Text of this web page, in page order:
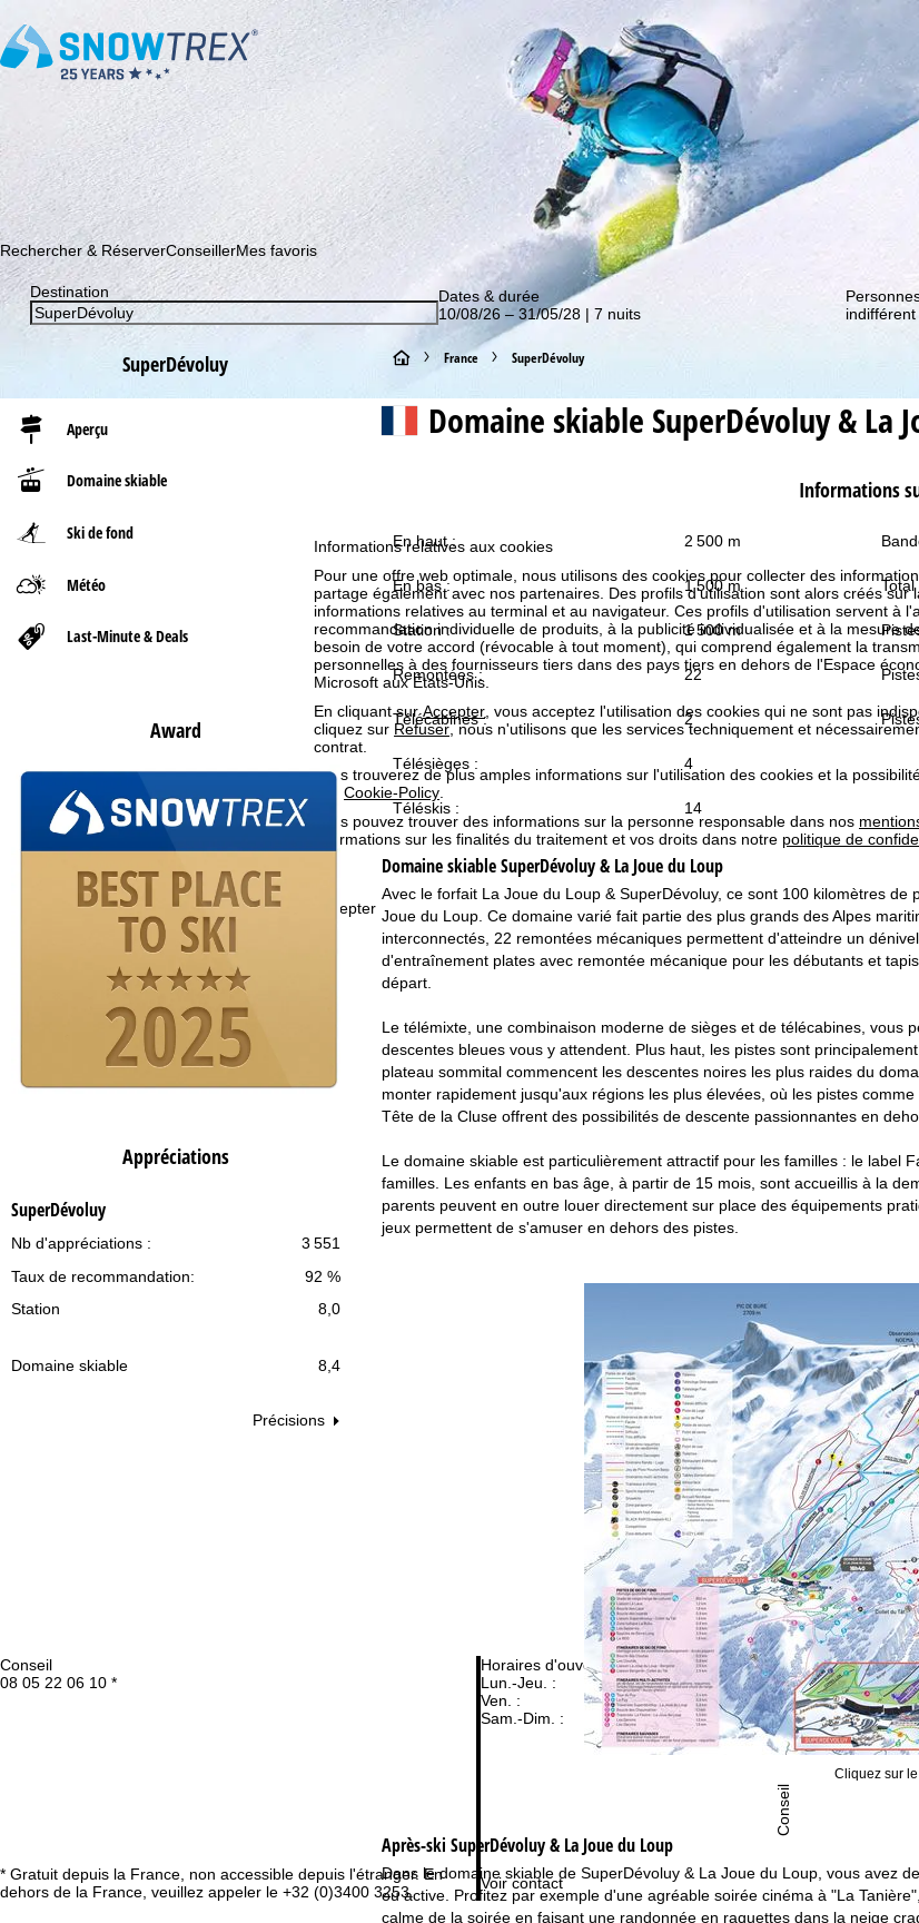
Informations relatives aux cookies
Pour une offre web optimale, nous utilisons des cookies pour collecter des
partage également avec nos partenaires. Des profils d'utilisation sont alors créés sur
informations relatives au terminal et au navigateur. Ces profils d'utilisation servent à
recommandation individuelle de produits, à la publicité individualisée et à la mesure
besoin de votre accord (révocable à tout moment), qui comprend également la
personnelles à des fournisseurs tiers dans des pays tiers en dehors de l'Espace
Microsoft aux États-Unis.
En cliquant surAccepter, vous acceptez l'utilisation des cookies qui ne sont pas
cliquez sur Refuser, nous n'utilisons que les services techniquement et
contrat.
Vous trouverez de plus amples informations sur l'utilisation des cookies et la
Cookie-Policy
Vous pouvez trouver des informations sur la personne responsable dans nos
informations sur les finalités du traitement et vos droits dans notre politique de
Accepter
Conseil
08 05 22 06 10 *
* Gratuit depuis la France, non accessible depuis l'étranger. En
dehors de la France, veuillez appeler le +32 (0)3400 3253.
Horaires d'ouverture
Lun.-Jeu. :
09h00-17h00
Ven. :
09h00-14h00
Sam.-Dim. :
fermé
Voir contact
Conseil
Abonnez-vous à notre newsletter et soyez le premier à découvrir nos promos !
Rechercher & RéserverConseillerMes favoris
Destination
Dates & durée
10/08/26 – 31/05/28 | 7 nuits
indifférent
SuperDévoluy
Aperçu
Domaine skiable
Ski de fond
Météo
Last-Minute & Deals
Award
Appréciations
SuperDévoluy
3 551
Nb d'appréciations :
92 %
Taux de recommandation:
Station
8,0
Domaine skiable 8,4
Précisions
P
a
d
'
a
c
c
u
e
i
l
France SuperDévoluy
Domaine skiable SuperDévoluy & La
Informations
En haut : 2 500 m
En bas : 1 500 m
Station : 1 500 m
Remontées : 22
Télécabines : 2
Télésièges : 4
Téléskis : 14
Domaine skiableSuperDévoluy & La Joue du Loup
Avec le forfait La Joue du Loup & SuperDévoluy, ce sont 100 kilomètres
Joue du Loup. Ce domaine varié fait partie des plus grands des Alpes
interconnectés, 22 remontées mécaniques permettent d'atteindre un
d'entraînement plates avec remontée mécanique pour les débutants et
départ.
Le télémixte, une combinaison moderne de sièges et de télécabines,
descentes bleues vous y attendent. Plus haut, les pistes sont
plateau sommital commencent les descentes noires les plus raides du
monter rapidement jusqu'aux régions les plus élevées, où les pistes
Tête de la Cluse offrent des possibilités de descente passionnantes en
Le domaine skiable est particulièrement attractif pour les familles : le label
familles. Les enfants en bas âge, à partir de 15 mois, sont accueillis à la
parents peuvent en outre louer directement sur place des équipements
jeux permettent de s'amuser en dehors des pistes.
Cliquez sur
Après-ski SuperDévoluy & La Joue du Loup
Dans le domaine skiable de SuperDévoluy & La Joue du Loup, vous avez
ou active. Profitez par exemple d'une agréable soirée cinéma à "La
calme de la soirée en faisant une randonnée en raquettes dans la neige